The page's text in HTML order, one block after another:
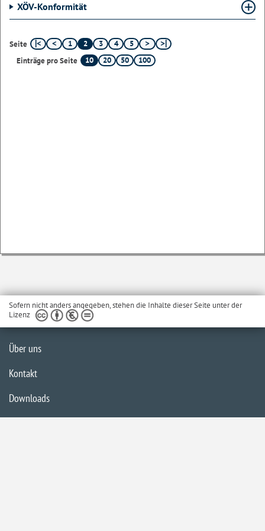
XÖV-Konformität
Seite 1 2 3 4
5
Einträge pro Seite
10 20 50 100
Sofern nicht anders angegeben, stehen die Inhalte dieser Seite unter der
Lizenz
Über uns
Kontakt
Downloads